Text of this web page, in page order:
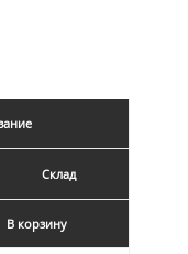
Склад
В корзину